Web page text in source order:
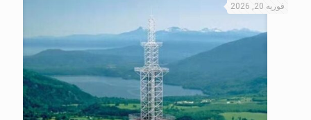
فوریه 20, 2026